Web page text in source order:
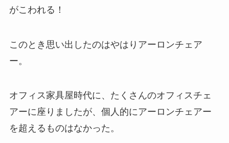
がこわれる！
このとき思い出したのはやはりアーロンチェア
ー。
オフィス家具屋時代に、たくさんのオフィスチェ
アーに座りましたが、個人的にアーロンチェアー
を超えるものはなかった。